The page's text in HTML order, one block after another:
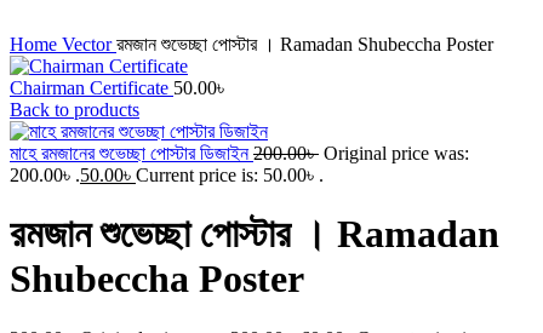
Home Vectorরমজান শুভেচ্ছা পোস্টার । Ramadan Shubeccha Poster
Chairman Certificate 50.00৳
Back to products
মাহে রমজানের শুভেচ্ছা পোস্টার ডিজাইন200.00৳ Original price was:
200.00৳ .50.00৳ Current price is: 50.00৳ .
রমজান শুভেচ্ছা পোস্টার । Ramadan
Shubeccha Poster